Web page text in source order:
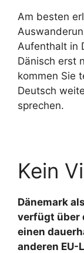
Am besten
Aufenthalt in
Dänisch erst
kommen Sie
Deutsch
sprechen.
Kein
Dänemark
verfügt über
einen
anderen EU-